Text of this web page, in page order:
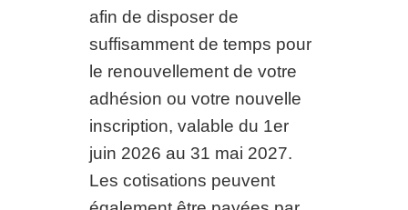
afin de disposer de
suffisamment de temps pour
le renouvellement de votre
adhésion ou votre nouvelle
inscription, valable du 1er
juin 2026 au 31 mai 2027.
Les cotisations peuvent